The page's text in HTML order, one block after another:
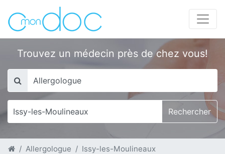
Trouvez un médecin près de chez vous!
Rechercher
Allergologue Issy-les-Moulineaux